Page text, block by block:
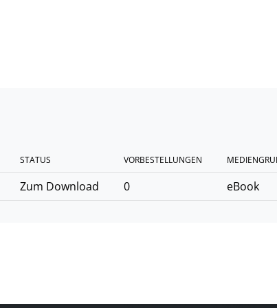
STATUS VORBESTELLUNGEN
Zum Download 0 eBook